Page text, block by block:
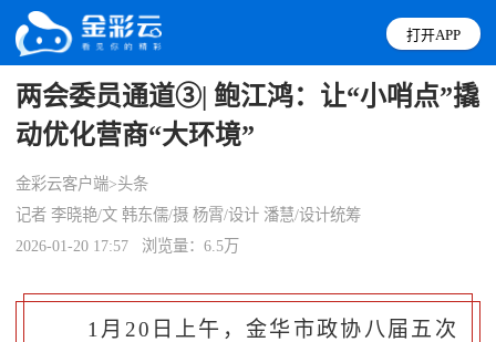
打开APP
两会委员通道③| 鲍江鸿：让“小哨点”撬
动优化营商“大环境”
金彩云客户端>头条
记者 李晓艳/文 韩东儒/摄 杨霄/设计 潘慧/设计统筹
2026-01-20 17:57
浏览量：6.5万
1 月 20 日上午 ，金华市政协八届五次